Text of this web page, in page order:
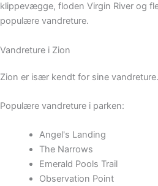
klippevægge, floden Virgin River og
populære vandreture.
Vandreture i Zion
Zion er især kendt for sine vandreture.
Populære vandreture i parken:
Angel's Landing
The Narrows
Emerald Pools Trail
Observation Point